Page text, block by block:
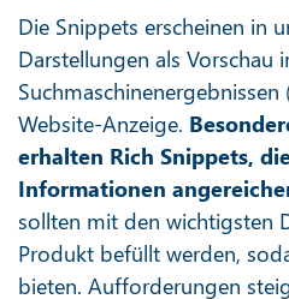
Die Snippets erscheinen in
Darstellungen als Vorschau
Suchmaschinenergebnissen
Website-Anzeige.
erhalten Rich Snippets,
Informationen
sollten mit den wichtigsten
Produkt befüllt werden,
bieten. Aufforderungen